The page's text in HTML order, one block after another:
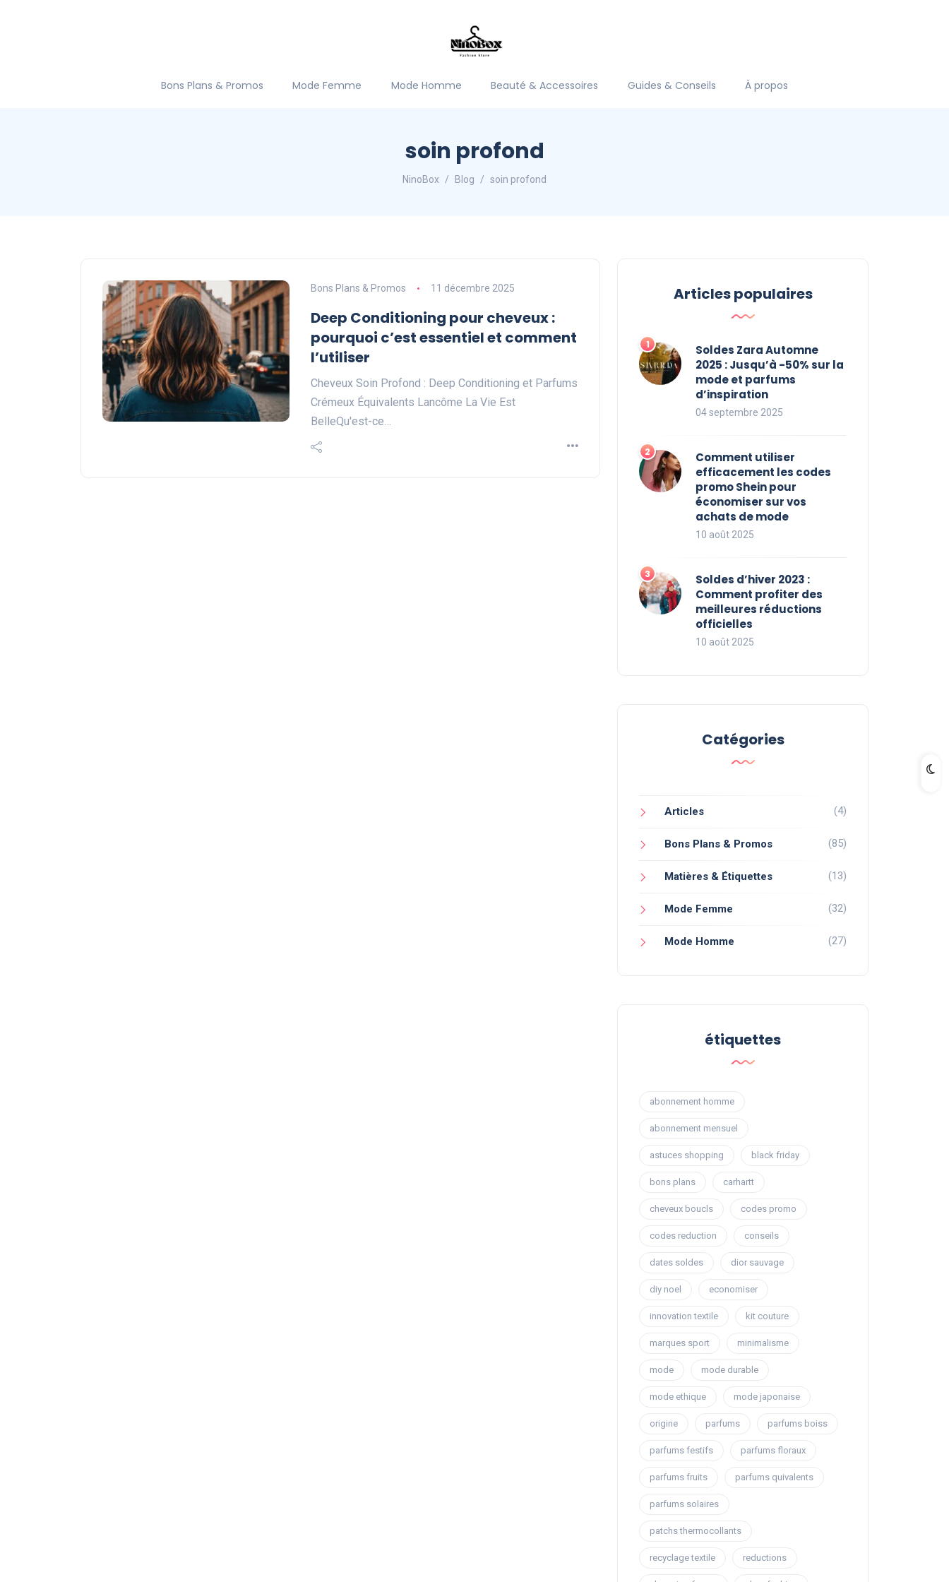
Bons Plans & Promos Mode Femme Mode Homme Beauté & Accessoires Guides & Conseils À propos
soin profond
NinoBox Blog soin profond
Bons Plans & Promos 11 décembre 2025
Deep Conditioning pour cheveux :
pourquoi c’est essentiel et comment
l’utiliser
Cheveux Soin Profond : Deep Conditioning et Parfums
Crémeux Équivalents Lancôme La Vie Est
BelleQu'est-ce…
Articles populaires
Soldes Zara Automne
2025 : Jusqu’à -50% sur la
mode et parfums
d’inspiration
04 septembre 2025
Comment utiliser
efficacement les codes
promo Shein pour
économiser sur vos
achats de mode
10 août 2025
Soldes d’hiver 2023 :
Comment profiter des
meilleures réductions
officielles
10 août 2025
Catégories
Articles (4)
Bons Plans & Promos (85)
Matières & Étiquettes (13)
Mode Femme (32)
Mode Homme (27)
étiquettes
abonnement homme
abonnement mensuel
astuces shopping black friday
bons plans carhartt
cheveux boucls codes promo
codes reduction conseils
dates soldes dior sauvage
diy noel economiser
innovation textile kit couture
marques sport minimalisme
mode mode durable
mode ethique mode japonaise
origine parfums parfums boiss
parfums festifs parfums floraux
parfums fruits parfums quivalents
parfums solaires
patchs thermocollants
recyclage textile reductions